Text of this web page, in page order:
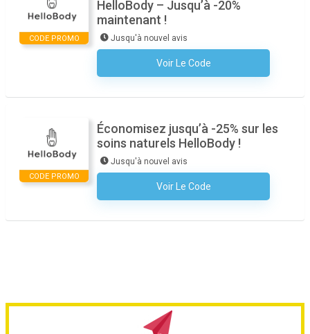
CODE PROMO
HelloBody – Jusqu’à -20%
maintenant !
Jusqu'à nouvel avis
Voir Le Code
Aucun Code N'est Nécessaire
CODE PROMO
Économisez jusqu’à -25% sur les
soins naturels HelloBody !
Jusqu'à nouvel avis
Voir Le Code
Aucun Code N'est Nécessaire